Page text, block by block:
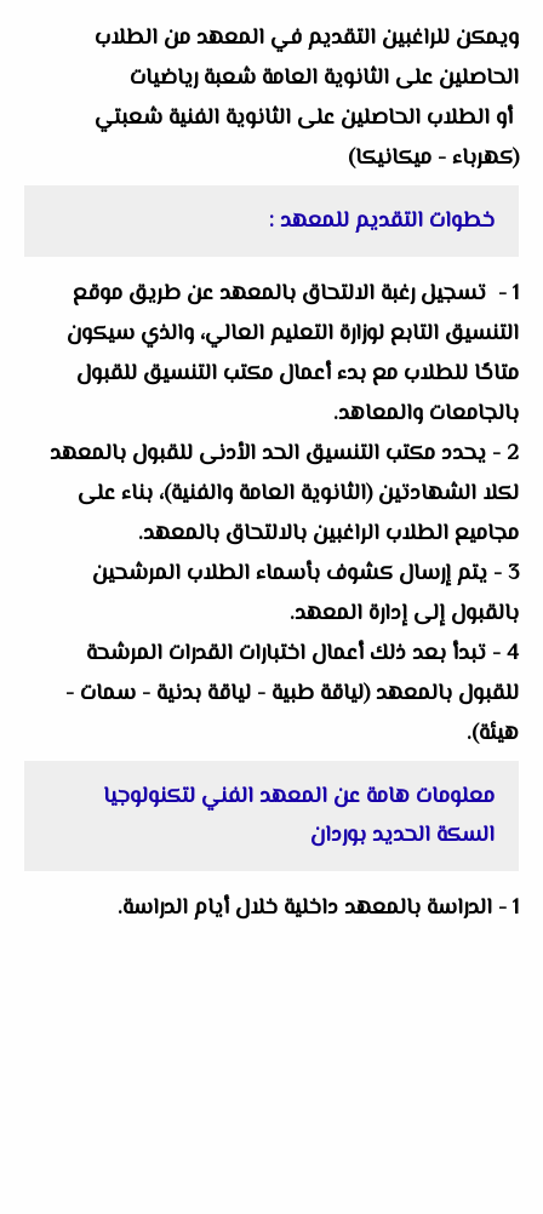
ويمكن للراغبين التقديم في المعهد من الطلاب
الحاصلين على الثانوية العامة شعبة رياضيات
أو الطلاب الحاصلين على الثانوية الفنية شعبتي
(كهرباء - ميكانيكا)
خطوات التقديم للمعهد :
1 - تسجيل رغبة الالتحاق بالمعهد عن طريق موقع
التنسيق التابع لوزارة التعليم العالي، والذي سيكون
متاحًا للطلاب مع بدء أعمال مكتب التنسيق للقبول
بالجامعات والمعاهد.
2 - يحدد مكتب التنسيق الحد الأدنى للقبول بالمعهد
لكلا الشهادتين (الثانوية العامة والفنية)، بناء على
مجاميع الطلاب الراغبين بالالتحاق بالمعهد.
3 - يتم إرسال كشوف بأسماء الطلاب المرشحين
بالقبول إلى إدارة المعهد.
4 - تبدأ بعد ذلك أعمال اختبارات القدرات المرشحة
للقبول بالمعهد (لياقة طبية - لياقة بدنية - سمات -
هيئة).
معلومات هامة عن المعهد الفني لتكنولوجيا
السكة الحديد بوردان
1 - الدراسة بالمعهد داخلية خلال أيام الدراسة.